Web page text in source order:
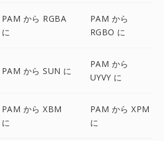
PAM から RGBA
に
PAM から
RGBO に
PAM から SUN に
PAM から
UYVY に
PAM から XBM
に
PAM から XPM
に